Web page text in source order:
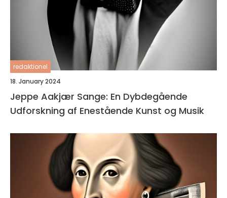
redaktionel
18. January 2024
Jeppe Aakjær Sange: En Dybdegående
Udforskning af Enestående Kunst og Musik